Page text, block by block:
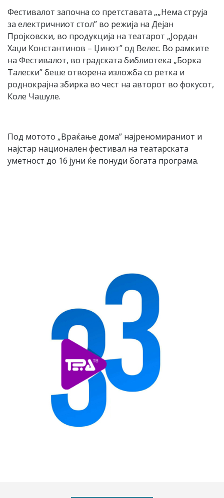
Фестивалот започна со претставата „„Нема струја
за електричниот стол” во режија на Дејан
Пројковски, во продукција на театарот „Јордан
Хаџи Константинов – Џинот” од Велес. Во рамките
на Фестивалот, во градската библиотека „Борка
Талески” беше отворена изложба со ретка и
роднокрајна збирка во чест на авторот во фокусот,
Коле Чашуле.
Под мотото „Враќање дома” најреномираниот и
најстар национален фестивал на театарската
уметност до 16 јуни ќе понуди богата програма.